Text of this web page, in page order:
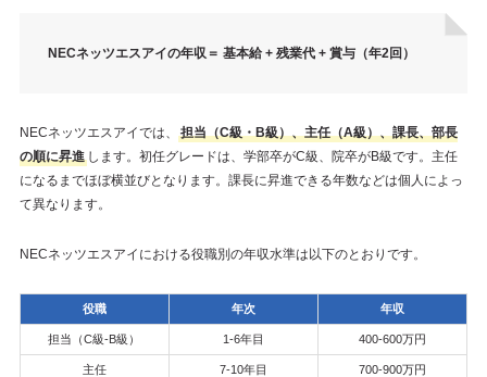
NECネッツエスアイの年収＝ 基本給 + 残業代 + 賞与（年2回）
NECネッツエスアイでは、
担当（C級・B級）、主任（A級）、課長、部長
の順に昇進 します。初任グレードは、学部卒がC級、院卒がB級です。主任
になるまでほぼ横並びとなります。課長に昇進できる年数などは個人によっ
て異なります。
NECネッツエスアイにおける役職別の年収水準は以下のとおりです。
役職 年次 年収
担当（C級-B級） 1-6年目 400-600万円
主任 7-10年目 700-900万円